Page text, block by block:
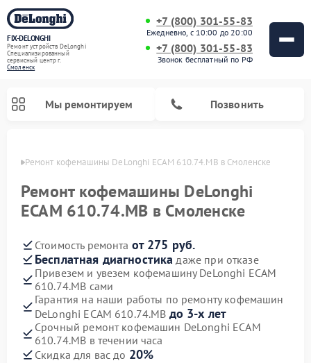
FIX-DELONGHI
Ремонт устройств DeLonghi
Специализированный
cервисный центр г.
Смоленск
+7 (800) 301-55-83
Ежедневно, с 10:00 до 20:00
+7 (800) 301-55-83
Звонок бесплатный по РФ
Мы ремонтируем Позвонить
Ремонт кофемашины DeLonghi ECAM 610.74.MB в Смоленске
Ремонт кофемашины DeLonghi
ECAM 610.74.MB в Смоленске
Стоимость ремонта от 275 руб.
Бесплатная диагностика даже при отказе
Привезем и увезем кофемашину DeLonghi ECAM
610.74.MB сами
Гарантия на наши работы по ремонту кофемашин
DeLonghi ECAM 610.74.MB до 3-х лет
Срочный ремонт кофемашин DeLonghi ECAM
610.74.MB в течении часа
Скидка для вас до 20%